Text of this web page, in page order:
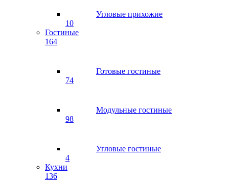
Угловые прихожие
10
Гостиные
164
Готовые гостиные
74
Модульные гостиные
98
Угловые гостиные
4
Кухни
136